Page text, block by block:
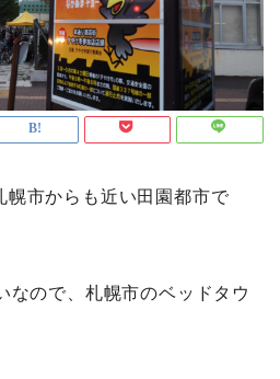
幌市からも近い田園都市で
なので、札幌市のベッドタウ